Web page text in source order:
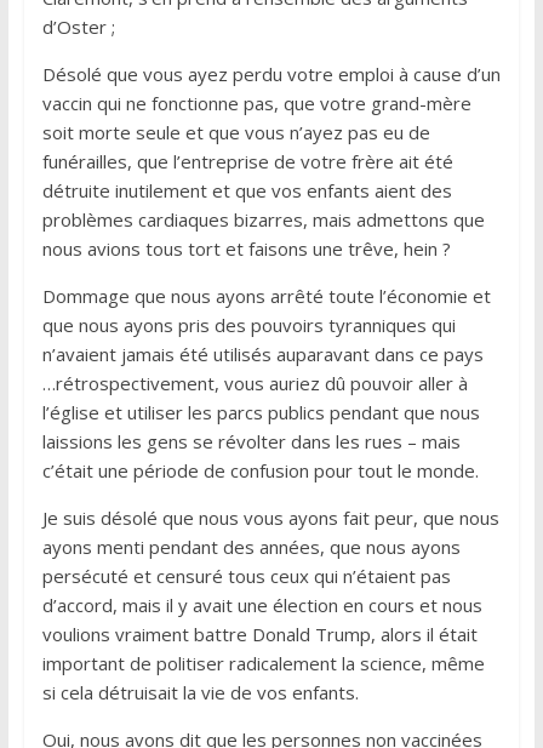
d’Oster ;
Désolé que vous ayez perdu votre emploi à cause d’un
vaccin qui ne fonctionne pas, que votre grand-mère
soit morte seule et que vous n’ayez pas eu de
funérailles, que l’entreprise de votre frère ait été
détruite inutilement et que vos enfants aient des
problèmes cardiaques bizarres, mais admettons que
nous avions tous tort et faisons une trêve, hein ?
Dommage que nous ayons arrêté toute l’économie et
que nous ayons pris des pouvoirs tyranniques qui
n’avaient jamais été utilisés auparavant dans ce pays
…rétrospectivement, vous auriez dû pouvoir aller à
l’église et utiliser les parcs publics pendant que nous
laissions les gens se révolter dans les rues – mais
c’était une période de confusion pour tout le monde.
Je suis désolé que nous vous ayons fait peur, que nous
ayons menti pendant des années, que nous ayons
persécuté et censuré tous ceux qui n’étaient pas
d’accord, mais il y avait une élection en cours et nous
voulions vraiment battre Donald Trump, alors il était
important de politiser radicalement la science, même
si cela détruisait la vie de vos enfants.
Oui, nous avons dit que les personnes non vaccinées